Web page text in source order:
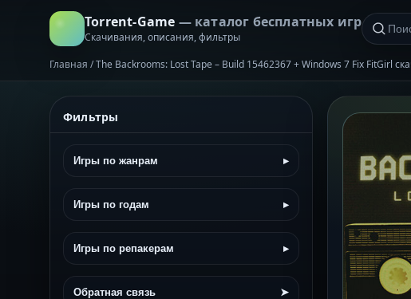
Torrent-Game — каталог бесплатных игр
Скачивания, описания, фильтры
Главная /The Backrooms: Lost Tape – Build 15462367 + Windows 7 Fix FitGirl
Фильтры
Игры по жанрам ▸
Игры по годам ▸
Игры по репакерам ▸
Обратная связь ➤